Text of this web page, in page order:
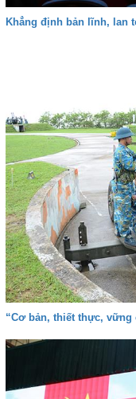
Khẳng định bản lĩnh, lan
“Cơ bản, thiết thực,